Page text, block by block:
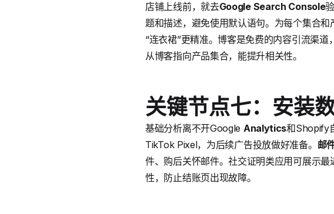
店铺上线前，就去Google Search Console
题和描述，避免使用默认语句。为每个集合
“连衣裙”更精准。博客是免费的内容引流渠
从博客指向产品集合，能提升相关性。
关键节点七：安装
基础分析离不开Google Analytics和Shopify
TikTok Pixel，为后续广告投放做好准备。 邮
件、购后关怀邮件。社交证明类应用可展示
性，防止结账页出现故障。